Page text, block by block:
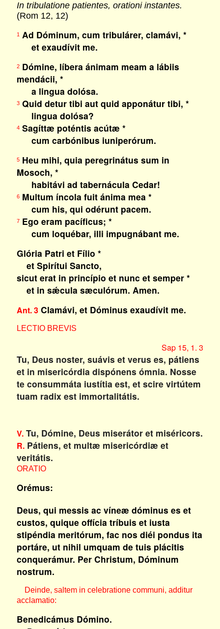
In tribulatione patientes, orationi instantes.
(Rom 12, 12)
1Ad Dóminum, cum tribulárer, clamávi, *
et exaudívit me.
2Dómine, líbera ánimam meam a lábiis
mendácii, *
a lingua dolósa.
3Quid detur tibi aut quid apponátur tibi, *
lingua dolósa?
4Sagíttæ poténtis acútæ *
cum carbónibus iuniperórum.
5Heu mihi, quia peregrinátus sum in
Mosoch, *
habitávi ad tabernácula Cedar!
6Multum íncola fuit ánima mea *
cum his, qui odérunt pacem.
7Ego eram pacíficus; *
cum loquébar, illi impugnábant me.
Glória Patri et Fílio *
et Spirítui Sancto,
sicut erat in princípio et nunc et semper *
et in sǽcula sæculórum. Amen.
Ant. 3Clamávi, et Dóminus exaudívit me.
LECTIO BREVIS
Sap 15, 1. 3
Tu, Deus noster, suávis et verus es, pátiens
et in misericórdia dispónens ómnia. Nosse
te consummáta iustítia est, et scire virtútem
tuam radix est immortalitátis.
V.Tu, Dómine, Deus miserátor et miséricors.
R.Pátiens, et multæ misericórdiæ et
veritátis.
ORATIO
Orémus:
Deus, qui messis ac víneæ dóminus es et
custos, quique offícia tríbuis et iusta
stipéndia meritórum, fac nos diéi pondus ita
portáre, ut nihil umquam de tuis plácitis
conquerámur. Per Christum, Dóminum
nostrum.
Deinde, saltem in celebratione communi, additur
acclamatio:
Benedicámus Dómino.